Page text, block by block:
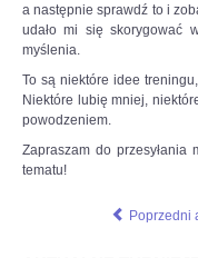
a następnie sprawdź to i
udało mi się skorygować
myślenia.
To są niektóre idee
Niektóre lubię mniej,
powodzeniem.
Zapraszam do przesyłania
tematu!
Poprzedni